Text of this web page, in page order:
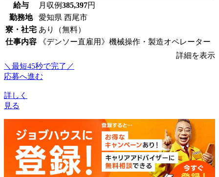
給与 月収例385,397円
勤務地
愛知県 西尾市
寮・社宅 あり（無料）
仕事内容
《デンソー直雇用》機械操作・製造オペレーター
詳細を表示
＼最短45秒で完了／
応募へ進む
詳しく
見る